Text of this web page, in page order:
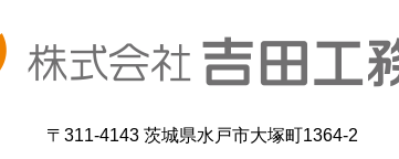
〒311-4143 茨城県水戸市大塚町1364-2